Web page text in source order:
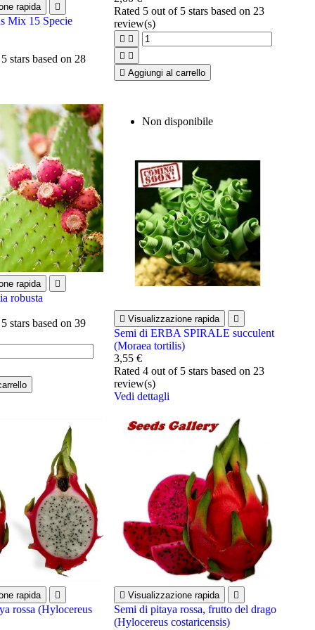
rapida 
Mix 15 Specie
stars based on 28
Rated 5out of 5 stars based on 23
review(s)
 
 
 Aggiungi al carrello
rapida 
robusta
stars based on39
Non disponibile
 Visualizzazione rapida 
Semi di ERBA SPIRALE succulent
(Moraea tortilis)
3,55 €
Rated 4out of 5 stars based on 23
review(s)
Vedi dettagli
rapida 
rossa (Hylocereus
 Visualizzazione rapida 
Semi di pitaya rossa, frutto del drago
(Hylocereus costaricensis)